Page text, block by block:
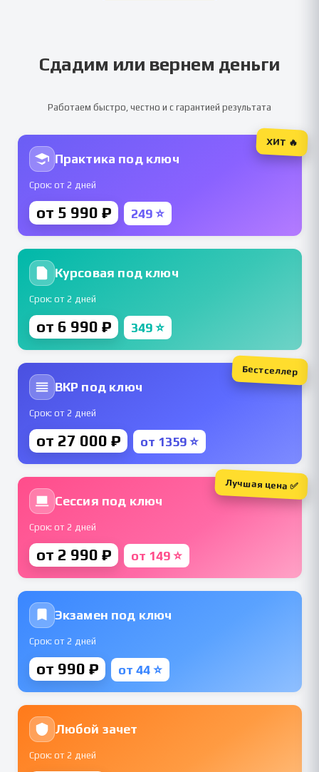
Сдадим или вернем деньги
Работаем быстро, честно и с гарантией результата
Практика под ключ
Срок: от 2 дней
от 5 990 ₽ 249 ⭐
ХИТ 🔥
Курсовая под ключ
Срок: от 2 дней
от 6 990 ₽ 349 ⭐
ВКР под ключ
Срок: от 2 дней
от 27 000 ₽ от 1359 ⭐
Бестселлер
Сессия под ключ
Срок: от 2 дней
от 2 990 ₽ от 149 ⭐
Лучшая цена ✅
Экзамен под ключ
Срок: от 2 дней
от 990 ₽ от 44 ⭐
Любой зачет
Срок: от 2 дней